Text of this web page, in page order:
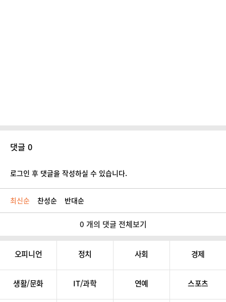
댓글 0
로그인 후 댓글을 작성하실 수 있습니다.
최신순 찬성순 반대순
0 개의 댓글 전체보기
오피니언 정치 사회 경제
생활/문화 IT/과학 연예 스포츠